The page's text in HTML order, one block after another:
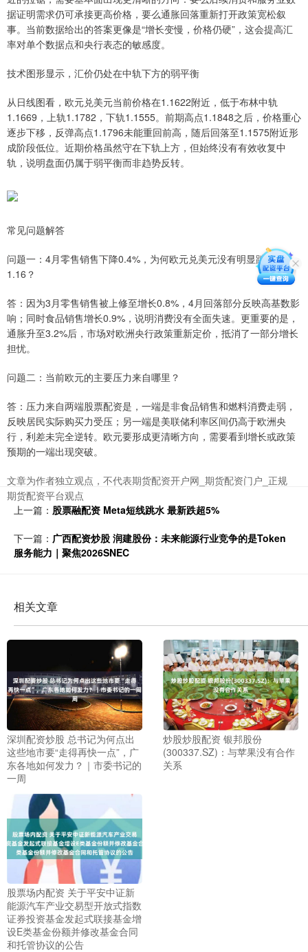
据证明需求仍可承接更高价格，要么通胀回落重新打开政策宽松叙
事。当前数据给出的答案更像是“增长变慢，价格仍硬”，这会提高汇
率对单个数据点和央行表态的敏感度。
技术图形显示，汇价仍处在中轨下方的弱平衡
从日线图看，欧元兑美元当前价格在1.1622附近，低于布林中轨
1.1669，上轨1.1782，下轨1.1555。前期高点1.1848之后，价格重心
逐步下移，反弹高点1.1796未能重回前高，随后回落至1.1575附近形
成阶段低位。近期价格虽然守在下轨上方，但始终没有有效收复中
轨，说明盘面仍属于弱平衡而非趋势反转。
常见问题解答
问题一：4月零售销售下降0.4%，为何欧元兑美元没有明显跌破
1.16？
答：因为3月零售销售被上修至增长0.8%，4月回落部分反映高基数影
响；同时食品销售增长0.9%，说明消费没有全面失速。更重要的是，
通胀升至3.2%后，市场对欧洲央行政策重新定价，抵消了一部分增长
担忧。
问题二：当前欧元的主要压力来自哪里？
答：压力来自两端股票配资是，一端是非食品销售和燃料消费走弱，
反映居民实际购买力受压；另一端是美联储利率区间仍高于欧洲央
行，利差未完全逆转。欧元要形成更清晰方向，需要看到增长或政策
预期的一端出现突破。
文章为作者独立观点，不代表期货配资开户网_期货配资门户_正规
期货配资平台观点
上一篇： 股票融配资 Meta短线跳水 最新跌超5%
下一篇： 广西配资炒股 润建股份：未来能源行业竞争的是Token
服务能力｜聚焦2026SNEC
相关文章
深圳配资炒股 总书记为何点出
这些地市要“走得再快一点”，广
东各地如何发力？｜市委书记的
一周
炒股炒股配资 银邦股份
(300337.SZ)：与苹果没有合作
关系
股票场内配资 关于平安中证新
能源汽车产业交易型开放式指数
证券投资基金发起式联接基金增
设E类基金份额并修改基金合同
和托管协议的公告